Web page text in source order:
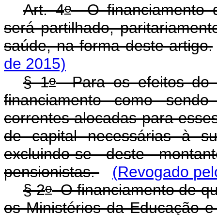
Art. 4oO financiamento
será partilhado,
saúde, na forma deste artigo.
de 2015)
§ 1oPara os efeitos do
financiamento como
correntes alocadas para
de capital necessárias à
excluindo-se deste
pensionistas.
(Revogado
§ 2oO financiamento de
os Ministérios da Educação